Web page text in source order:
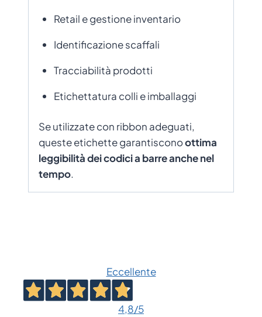
Retail e gestione inventario
Identificazione scaffali
Tracciabilità prodotti
Etichettatura colli e imballaggi
Se utilizzate con ribbon adeguati,
queste etichette garantisconoottima
leggibilità dei codici a barre anche nel
tempo.
Eccellente
4,8/5